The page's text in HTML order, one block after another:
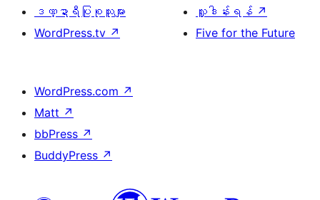
ဒဏ္ဍာရီပြုစုသူများ
WordPress.tv ↗
လှူဒါန်းရန် ↗
Five for the Future
WordPress.com ↗
Matt ↗
bbPress ↗
BuddyPress ↗